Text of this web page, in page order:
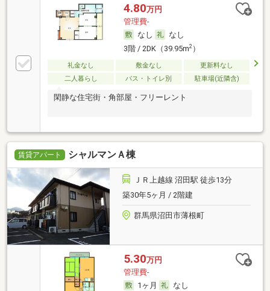
4.80万円
管理費-
なし
なし
3階 / 2DK（39.95m2）
礼金なし 敷金なし
更新料なし
二人暮らし
バス・トイレ別 駐車場(近隣含)
閑静な住宅街・角部屋・フリーレント
賃貸アパート シャルマンＡ棟
ＪＲ上越線 沼田駅 徒歩13分
築30年5ヶ月 / 2階建
群馬県沼田市薄根町
5.30万円
管理費-
1ヶ月
なし